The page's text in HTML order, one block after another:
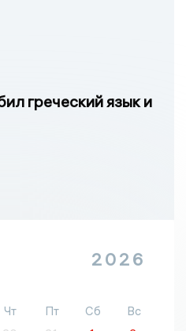
греческий язык и
2026
Чт Пт Сб
Вс